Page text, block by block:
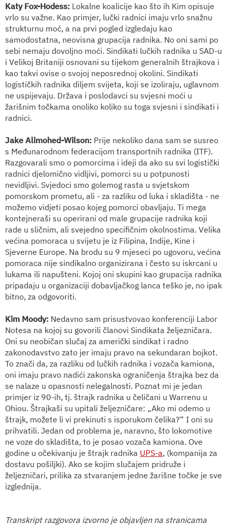
Katy Fox-Hodess: Lokalne koalicije kao što ih Kim opisuje
vrlo su važne. Kao primjer, lučki radnici imaju vrlo snažnu
strukturnu moć, a na prvi pogled izgledaju kao
samodostatna, neovisna grupacija radnika. No oni sami po
sebi nemaju dovoljno moći. Sindikati lučkih radnika u SAD-u
i Velikoj Britaniji osnovani su tijekom generalnih štrajkova i
kao takvi ovise o svojoj neposrednoj okolini. Sindikati
logističkih radnika diljem svijeta, koji se izoliraju, uglavnom
ne uspijevaju. Država i poslodavci su svjesni moći u
žarišnim točkama onoliko koliko su toga svjesni i sindikati i
radnici.
Jake Alimohed-Wilson: Prije nekoliko dana sam se susreo
s Međunarodnom federacijom transportnih radnika (ITF).
Razgovarali smo o pomorcima i ideji da ako su svi logistički
radnici djelomično vidljivi, pomorci su u potpunosti
nevidljivi. Svjedoci smo golemog rasta u svjetskom
pomorskom prometu, ali - za razliku od luka i skladišta - ne
možemo vidjeti posao kojeg pomorci obavljaju. Ti mega
kontejneraši su operirani od male grupacije radnika koji
rade u sličnim, ali svejedno specifičnim okolnostima. Velika
većina pomoraca u svijetu je iz Filipina, Indije, Kine i
Sjeverne Europe. Na brodu su 9 mjeseci po ugovoru, većina
pomoraca nije sindikalno organizirana i često su iskrcani u
lukama ili napušteni. Kojoj oni skupini kao grupacija radnika
pripadaju u organizaciji dobavljačkog lanca teško je, no ipak
bitno, za odgovoriti.
Kim Moody: Nedavno sam prisustvovao konferenciji Labor
Notesa na kojoj su govorili članovi Sindikata željezničara.
Oni su neobičan slučaj za američki sindikat i radno
zakonodavstvo zato jer imaju pravo na sekundaran bojkot.
To znači da, za razliku od lučkih radnika i vozača kamiona,
oni imaju pravo nadići zakonska ograničenja štrajka bez da
se nalaze u opasnosti nelegalnosti. Poznat mi je jedan
primjer iz 90-ih, tj. štrajk radnika u čeličani u Warrenu u
Ohiou. Štrajkaši su upitali željezničare: „Ako mi odemo u
štrajk, možete li vi prekinuti s isporukom čelika?“ I oni su
prihvatili. Jedan od problema je, naravno, što lokomotive
ne voze do skladišta, to je posao vozača kamiona. Ove
godine u očekivanju je štrajk radnika UPS-a, (kompanija za
dostavu pošiljki). Ako se kojim slučajem pridruže i
željezničari, prilika za stvaranjem jedne žarišne točke je sve
izglednija.
Transkript razgovora izvorno je objavljen na stranicama